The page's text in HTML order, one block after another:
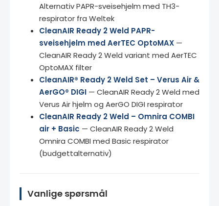
Alternativ PAPR-sveisehjelm med TH3-
respirator fra Weltek
CleanAIR Ready 2 Weld PAPR-
sveisehjelm med AerTEC OptoMAX —
CleanAIR Ready 2 Weld variant med AerTEC
OptoMAX filter
CleanAIR® Ready 2 Weld Set – Verus Air &
AerGO® DIGI — CleanAIR Ready 2 Weld med
Verus Air hjelm og AerGO DIGI respirator
CleanAIR Ready 2 Weld – Omnira COMBI
air + Basic — CleanAIR Ready 2 Weld
Omnira COMBI med Basic respirator
(budgettalternativ)
Vanlige spørsmål